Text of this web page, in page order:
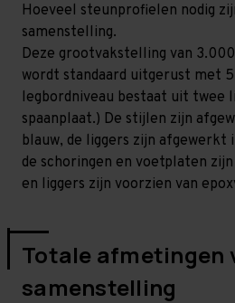
Hoeveel steunprofielen nodig
samenstelling.
Deze grootvakstelling van
wordt standaard uitgerust met
legbordniveau bestaat uit twee
spaanplaat.) De stijlen zijn
blauw, de liggers zijn afgewerkt
de schoringen en voetplaten
en liggers zijn voorzien van
Totale afmetingen
samenstelling